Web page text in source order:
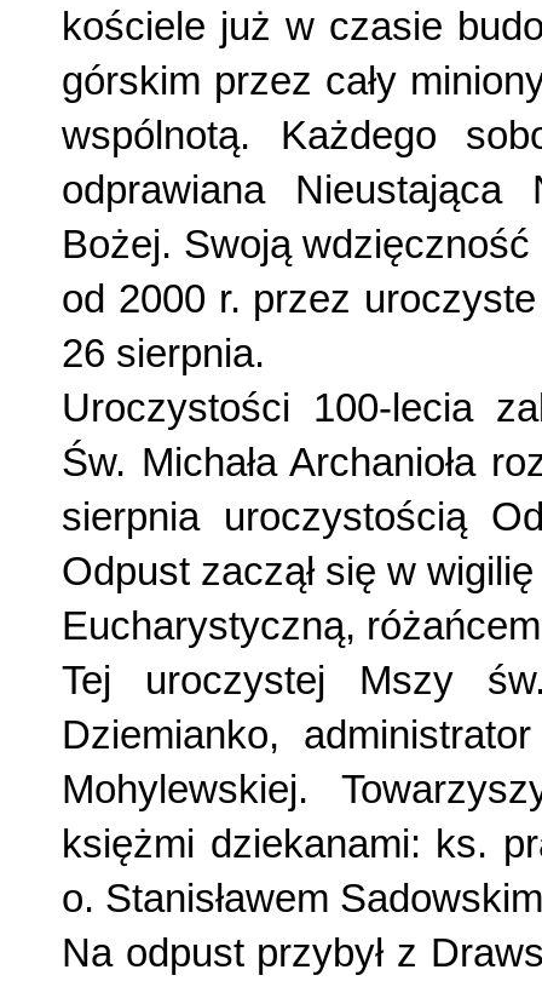
kościele już w czasie
górskim przez cały
wspólnotą. Każdego
odprawia­na
Bożej. Swoją
od 2000 r. przez
26 sierpnia.
Uroczystości 100-lecia
Św. Michała Archanioła
sierpnia uroczystością
Odpust zaczął się w
Eucharystyczną,
Tej uroczystej Mszy
Dziemianko,
Mohylewskiej.
księżmi dziekanami: ks.
o. Stanisławem
Na odpust przybył z